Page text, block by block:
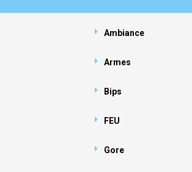
Ambiance
Armes
Bips
FEU
Gore